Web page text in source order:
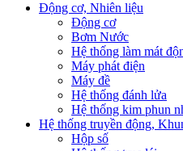
Động cơ, Nhiên liệu
Động cơ
Bơm Nước
Hệ thống làm mát
Máy phát điện
Máy đề
Hệ thống đánh lửa
Hệ thống kim phun
Hệ thống truyền động,
Hộp số